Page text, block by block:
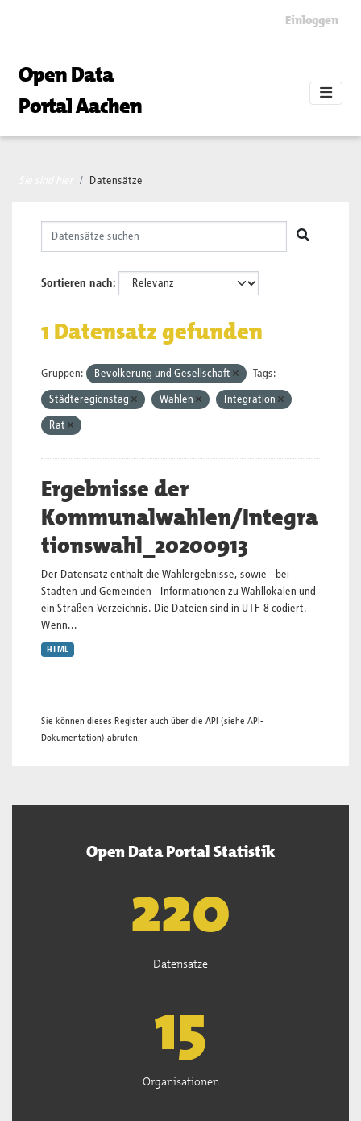
Einloggen
Open Data
Portal Aachen
Datensätze
Sortieren nach
1 Datensatz gefunden
Gruppen: Bevölkerung und Gesellschaft Tags:
Städteregionstag Wahlen Integration
Rat
Ergebnisse der
Kommunalwahlen/Integra
tionswahl_20200913
Der Datensatz enthält die Wahlergebnisse, sowie - bei
Städten und Gemeinden - Informationen zu Wahllokalen und
ein Straßen-Verzeichnis. Die Dateien sind in UTF-8 codiert.
Wenn...
HTML
Sie können dieses Register auch über die API (siehe API-
Dokumentation) abrufen.
Open Data Portal Statistik
222
Datensätze
15
Organisationen